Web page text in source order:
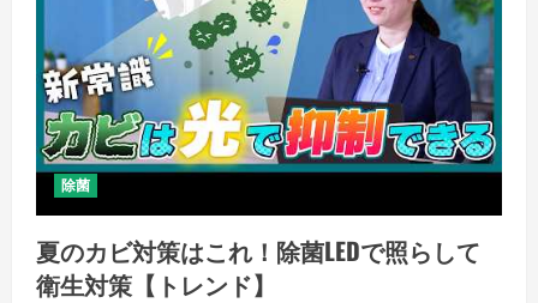
除菌
夏のカビ対策はこれ！除菌LEDで照らして
衛生対策【トレンド】